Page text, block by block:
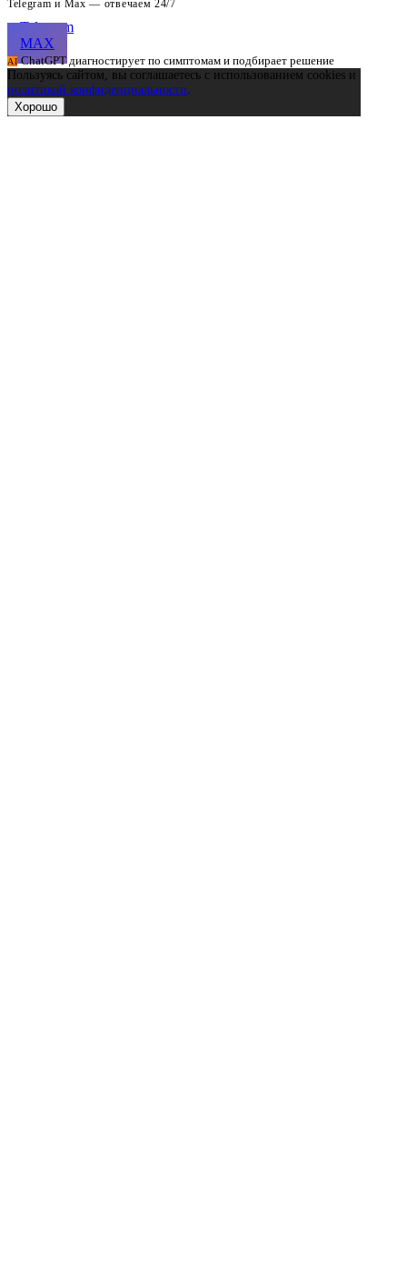
Telegram и Max — отвечаем 24/7
Telegram
MAX
AI ChatGPT диагностирует по симптомам и подбирает решение
Пользуясь сайтом, вы соглашаетесь с использованием cookies и
политикой конфиденциальности.
Хорошо